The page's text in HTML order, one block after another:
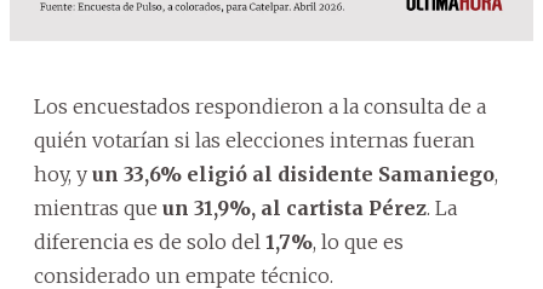
Los encuestados respondieron a la consulta de a
quién votarían si las elecciones internas fueran
hoy, y un 33,6% eligió al disidente Samaniego,
mientras que un 31,9%, al cartista Pérez. La
diferencia es de solo del 1,7%, lo que es
considerado un empate técnico.